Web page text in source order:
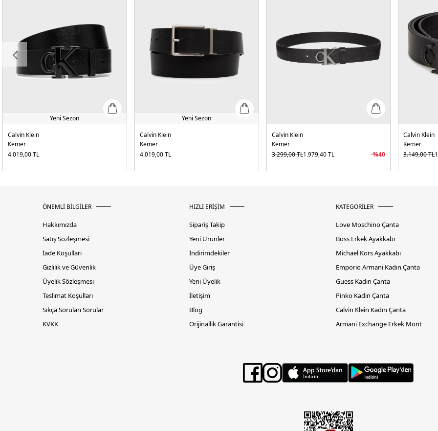
Yeni Sezon
Calvin Klein
Kemer
4.019,00TL
Yeni Sezon
Calvin Klein
Kemer
4.019,00TL
Calvin Klein
Kemer
3.299,00TL1.979,40TL -%40
Calvin Klein
Kemer
3.149,00TL
ÖNEMLİ BİLGİLER
Hakkımızda
Satış Sözleşmesi
İade Koşulları
Gizlilik ve Güvenlik
Üyelik Sözleşmesi
Teslimat Koşulları
Sıkça Sorulan Sorular
KVKK
HIZLI ERİŞİM
Sipariş Takip
Yeni Ürünler
İndirimdekiler
Üye Giriş
Yeni Üyelik
İletişim
Blog
Orijinallik Garantisi
KATEGORİLER
Love Moschino Çanta
Boss Erkek Ayakkabı
Michael Kors Ayakkabı
Emporio Armani Kadın Çanta
Guess Kadın Çanta
Pinko Kadın Çanta
Calvin Klein Kadın Çanta
Armani Exchange Erkek Mont